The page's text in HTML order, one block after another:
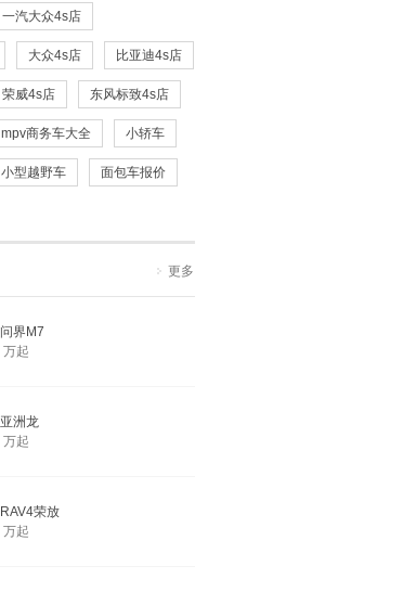
一汽大众4s店
大众4s店 比亚迪4s店
荣威4s店 东风标致4s店
mpv商务车大全 小轿车
小型越野车 面包车报价
更多
问界M7
万起
亚洲龙
万起
RAV4荣放
万起